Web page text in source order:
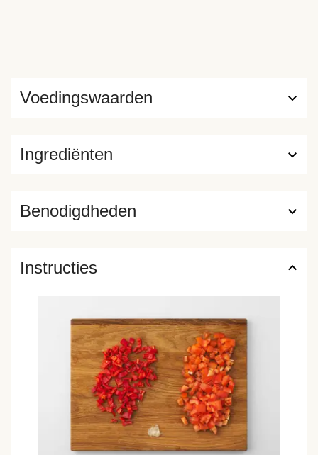
Ingrediënten
Voedingswaarden
Benodigdheden
Instructies